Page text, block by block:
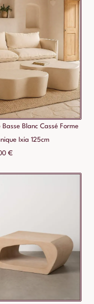
Basse Blanc Cassé Forme
Ixia 125cm
€